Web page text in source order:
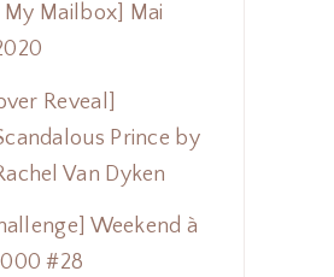
My Mailbox] Mai
Reveal]
Prince by
Van Dyken
Weekend à
#28